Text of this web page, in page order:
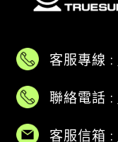
客服專線 :
聯絡電話 :
客服信箱 :